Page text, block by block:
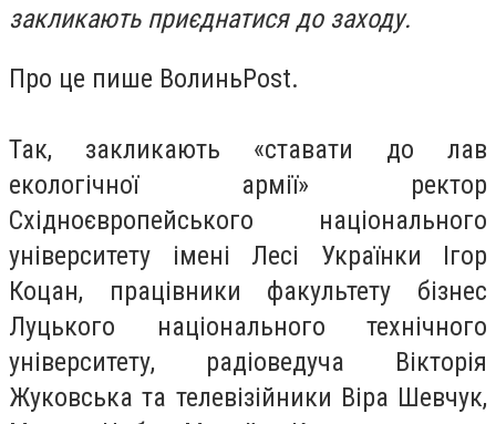
закликають приєднатися до заходу.
Про це пише ВолиньPost.
Так, закликають «ставати до лав
екологічної армії» ректор
Східноєвропейського національного
університету імені Лесі Українки Ігор
Коцан, працівники факультету бізнес
Луцького національного технічного
університету, радіоведуча Вікторія
Жуковська та телевізійники Віра Шевчук,